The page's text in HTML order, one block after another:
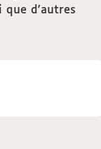
que d'autres